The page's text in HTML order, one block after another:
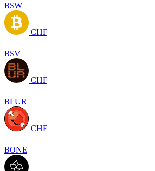
BSW
CHF
BSV
CHF
BLUR
CHF
BONE